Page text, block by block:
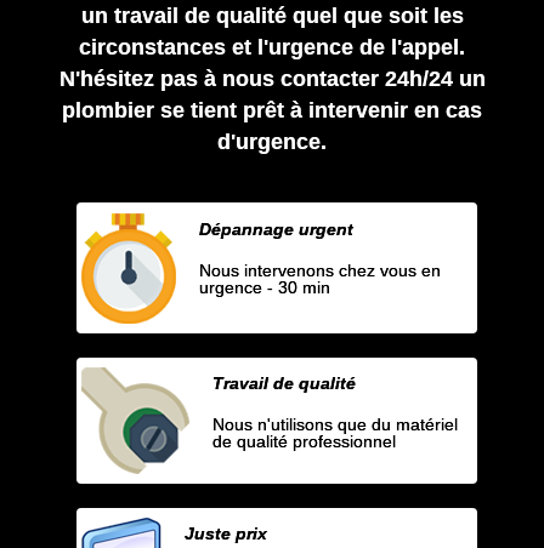
un travail de qualité quel que soit les
circonstances et l'urgence de l'appel.
N'hésitez pas à nous contacter 24h/24 un
plombier se tient prêt à intervenir en cas
d'urgence.
Dépannage urgent
Nous intervenons chez vous en
urgence - 30 min
Travail de qualité
Nous n'utilisons que du matériel
de qualité professionnel
Juste prix